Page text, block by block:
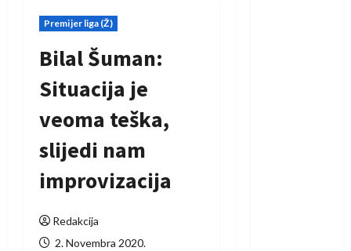
Premijer liga (Ž)
Bilal Šuman:
Situacija je
veoma teška,
slijedi nam
improvizacija
Redakcija
2. Novembra 2020.